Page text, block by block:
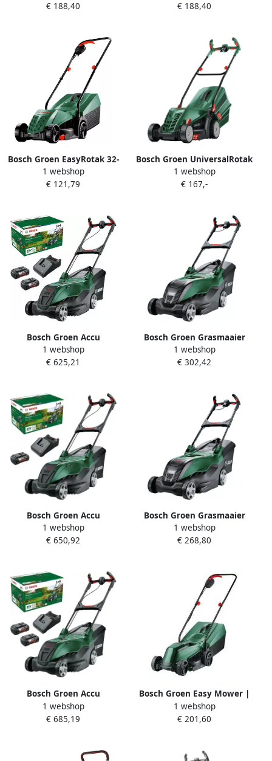
Grasopvangbak 40 Liter
€ 188,40
Liter Grasopvangbak-
€ 188,40
Bosch Groen EasyRotak 32-
205 Grasmaaier met
Grasopvangbak 31 liter
1 webshop
€ 121,79
Bosch Groen UniversalRotak
34-405 Grasmaaier met 40
Liter Grasopvangbak
1 webshop
€ 167,-
Bosch Groen Accu
Grasmaaier AdvancedRotak
36V-40-650 | 2x 4 0 Ah
opvangbak 06008B9F02
1 webshop
€ 625,21
Bosch Groen Grasmaaier
AdvancedRotak 44-750 |
Incl. Opvouwbare
1 webshop
€ 302,42
Bosch Groen Accu
Grasmaaier AdvancedRotak
36V-44-750 | 1x 6 0 Ah accu
06008B9G03
1 webshop
€ 650,92
Bosch Groen Grasmaaier
AdvancedRotak 40-650 |
Incl. Opvouwbare
1 webshop
€ 268,80
Bosch Groen Accu
Grasmaaier AdvancedRotak
36V-44-750 | 2x 4 0 Ah accu
06008B9G02
1 webshop
€ 685,19
Bosch Groen Easy Mower |
18V-32-200 | Accu
Grasmaaier 06008B9D01
1 webshop
€ 201,60